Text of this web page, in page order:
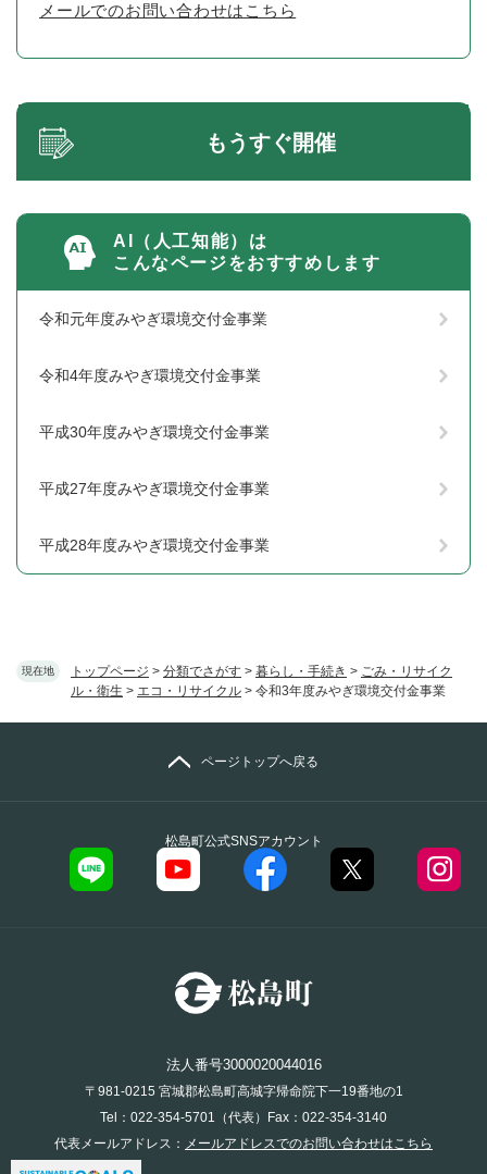
現在地 トップページ > 分類でさがす > 暮らし・手続き > ごみ・リサイク
ル・衛生 > エコ・リサイクル > 令和3年度みやぎ環境交付金事業
メールでのお問い合わせはこちら
もうすぐ開催
AI（人工知能）は
こんなページをおすすめします
令和元年度みやぎ環境交付金事業
令和4年度みやぎ環境交付金事業
平成30年度みやぎ環境交付金事業
平成27年度みやぎ環境交付金事業
平成28年度みやぎ環境交付金事業
松島町公式SNSアカウント
ページトップへ戻る
法人番号3000020044016
〒981-0215 宮城郡松島町高城字帰命院下一19番地の1
Tel：022-354-5701（代表）Fax：022-354-3140
代表メールアドレス： メールアドレスでのお問い合わせはこちら